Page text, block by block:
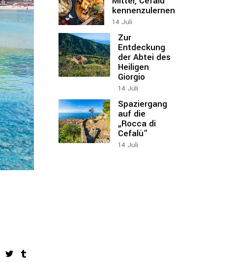
kennenzulernen
14 Juli
Zur
Entdeckung
der Abtei des
Heiligen
Giorgio
14 Juli
Spaziergang
auf die
„Rocca di
Cefalù”
14 Juli